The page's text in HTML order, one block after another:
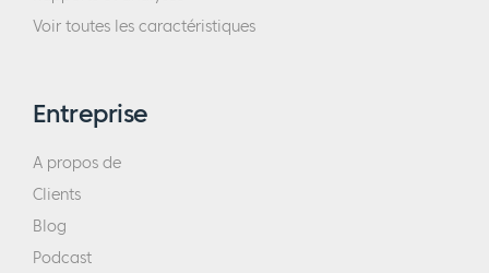
Voir toutes les caractéristiques
Entreprise
A propos de
Clients
Blog
Podcast